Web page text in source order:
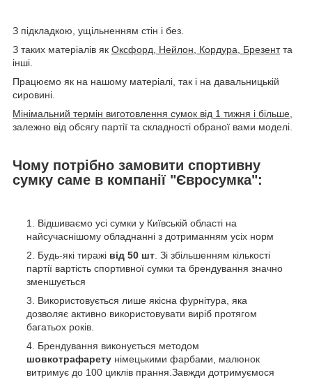
З підкладкою, ущільненням стін і без.
З таких матеріалів як Оксфорд, Нейлон, Кордура, Брезентта
інші.
Працюємо як на нашому матеріалі, так і на давальницькій
сировині.
Мінімальний термін виготовлення сумок від 1 тижня і більше
залежно від обсягу партії та складності обраної вами моделі.
Чому потрібно замовити спортивну
сумку саме в компанії "Євросумка":
Відшиваємо усі сумки у Київській області на
найсучаснішому обладнанні з дотриманням усіх норм
Будь-які тиражі від 50 шт. Зі збільшенням кількості
партії вартість спортивної сумки та брендування значно
зменшується
Використовується лише якісна фурнітура, яка
дозволяє активно використовувати виріб протягом
багатьох років.
Брендування виконується методом
шовкотрафарету німецькими фарбами, малюнок
витримує до 100 циклів прання.Завжди дотримуємося